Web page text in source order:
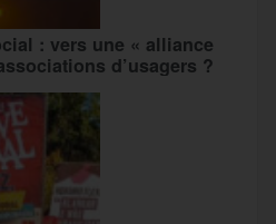
: vers une « alliance
d’usagers ?